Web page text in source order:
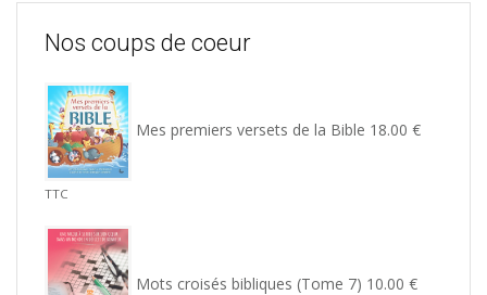
Nos coups de coeur
Mes premiers versets de la Bible 18.00 €
TTC
Mots croisés bibliques (Tome 7) 10.00 €